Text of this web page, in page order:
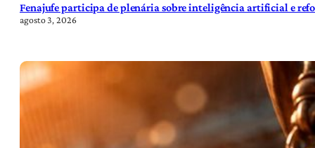
Fenajufe participa de plenária sobre inteligência artificial e
agosto 3, 2026